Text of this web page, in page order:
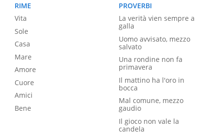
RIME
Vita
Sole
Casa
Mare
Amore
Cuore
Amici
Bene
PROVERBI
La verità vien sempre a
galla
Uomo avvisato, mezzo
salvato
Una rondine non fa
primavera
Il mattino ha l'oro in
bocca
Mal comune, mezzo
gaudio
Il gioco non vale la
candela